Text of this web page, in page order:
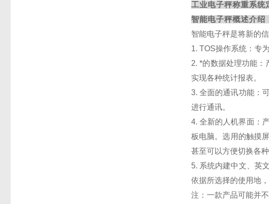
工业电子秤称重系统
智能电子秤概述介绍
智能电子秤是将新的
1. TOS操作系统：专
2. *的数据处理功能
实现各种统计报表。
3. 全面的通讯功能：
进行通讯。
4. 全新的人机界面：
板电脑。选用的触摸
甚至可以方便切换各种
5. 系统内建中文、英
依据所选择的使用地
注：一款产品可能并